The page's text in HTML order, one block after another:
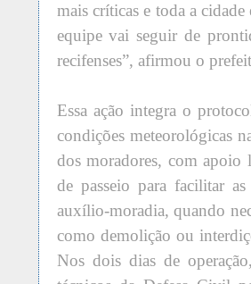
mais críticas e toda a
equipe vai seguir de
recifenses”, afirmou o
Essa ação integra o
condições meteorológicas
dos moradores, com apoio
de passeio para facilitar
auxílio-moradia, quando
como demolição ou
Nos dois dias de